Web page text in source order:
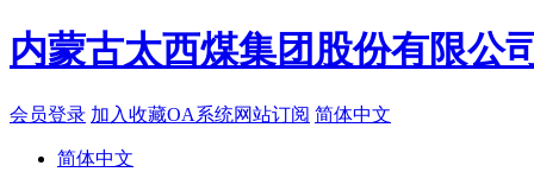
内蒙古太西煤集团股份有限公
会员登录 加入收藏OA系统网站订阅 简体中文
简体中文